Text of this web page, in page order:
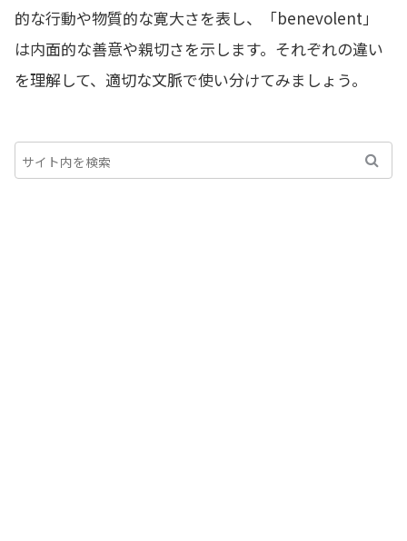
的な行動や物質的な寛大さを表し、「benevolent」
は内面的な善意や親切さを示します。それぞれの違い
を理解して、適切な文脈で使い分けてみましょう。